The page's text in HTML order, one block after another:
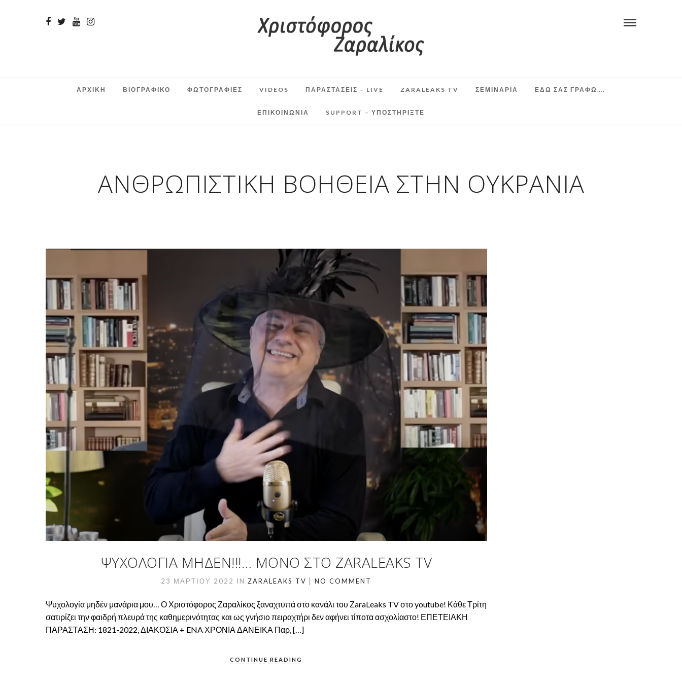
ΑΡΧΙΚΗ ΒΙΟΓΡΑΦΙΚΟ ΦΩΤΟΓΡΑΦΙΕΣ VIDEOS ΠΑΡΑΣΤΆΣΕΙΣ – LIVE ZARALEAKS TV ΣΕΜΙΝΆΡΙΑ ΕΔΩ ΣΑΣ ΓΡΑΦΩ….
ΕΠΙΚΟΙΝΩΝΙΑ SUPPORT – ΥΠΟΣΤΗΡΊΞΤΕ
ΑΝΘΡΩΠΙΣΤΙΚΉ ΒΟΉΘΕΙΑ ΣΤΗΝ ΟΥΚΡΑΝΊΑ
ΨΥΧΟΛΟΓΊΑ ΜΗΔΈΝ!!!… ΜΌΝΟ ΣΤΟ ZARALEAKS TV
23 ΜΑΡΤΊΟΥ 2022 IN ZARALEAKS TV NO COMMENT
Ψυχολογία μηδέν μανάρια μου… Ο Χριστόφορος Ζαραλίκος ξαναχτυπά στο κανάλι του ΖaraLeaks TV στο youtube! Κάθε Τρίτη
σατιρίζει την φαιδρή πλευρά της καθημερινότητας και ως γνήσιο πειραχτήρι δεν αφήνει τίποτα ασχολίαστο! ΕΠΕΤΕΙΑΚΗ
ΠΑΡΑΣΤΑΣΗ: 1821-2022, ΔΙΑΚΟΣΙΑ + ENA ΧΡΟΝΙΑ ΔΑΝΕΙΚΑ Παρ, […]
CONTINUE READING